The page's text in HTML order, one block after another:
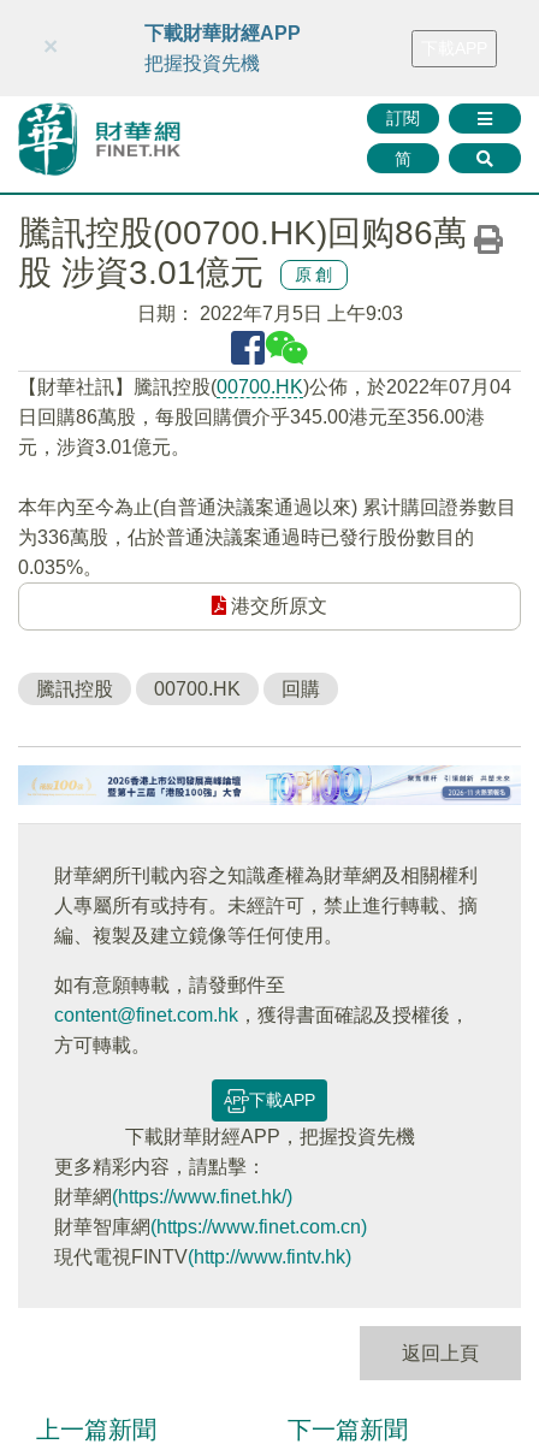
財華智庫網 FINTV FINMETA 財華證券 媒體矩陣
訂閱
简
×
下載財華財經APP
把握投資先機
騰訊控股(00700.HK)回购86萬
股 涉資3.01億元
原創
日期： 2022年7月5日 上午9:03
【財華社訊】騰訊控股(00700.HK)公佈，於2022年07月04
日回購86萬股，每股回購價介乎345.00港元至356.00港
元，涉資3.01億元。
本年內至今為止(自普通決議案通過以來) 累计購回證券數目
为336萬股，佔於普通決議案通過時已發行股份數目的
0.035%。
港交所原文
騰訊控股 00700.HK 回購
財華網所刊載內容之知識產權為財華網及相關權利
人專屬所有或持有。未經許可，禁止進行轉載、摘
編、複製及建立鏡像等任何使用。
如有意願轉載，請發郵件至
content@finet.com.hk ，獲得書面確認及授權後，
方可轉載。
下載APP
下載財華財經APP，把握投資先機
更多精彩内容，請點擊：
財華網(https://www.finet.hk/)
財華智庫網(https://www.finet.com.cn)
現代電視FINTV(http://www.fintv.hk)
返回上頁
上一篇新聞 下一篇新聞